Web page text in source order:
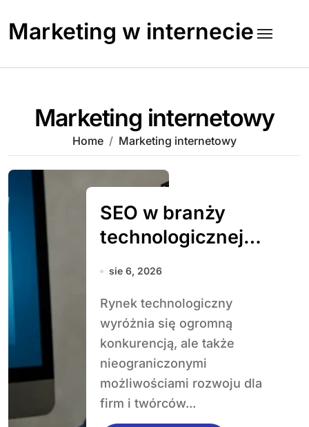
content
Marketing w internecie
Marketing internetowy
Home Marketing internetowy
SEO w branży
technologicznej –
jak zdobywać
sie 6, 2026
Rynek technologiczny
wyróżnia się ogromną
konkurencją, ale także
nieograniczonymi
możliwościami rozwoju dla
firm i twórców...